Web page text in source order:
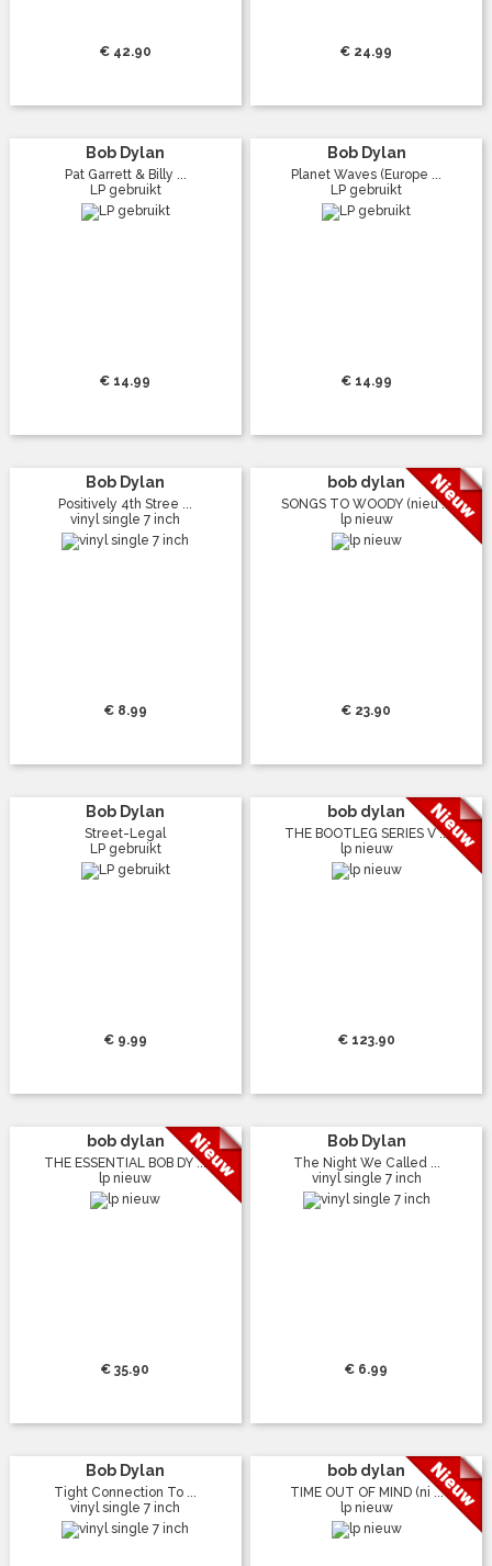
€ 42.90 € 24.99
Bob Dylan
Pat Garrett & Billy ...
LP gebruikt
€ 14.99
Bob Dylan
Planet Waves (Europe ...
LP gebruikt
€ 14.99
Bob Dylan
Positively 4th Stree ...
vinyl single 7 inch
€ 8.99
bob dylan
SONGS TO WOODY (nieu ...
lp nieuw
€ 23.90
Bob Dylan
Street-Legal
LP gebruikt
€ 9.99
bob dylan
THE BOOTLEG SERIES V ...
lp nieuw
€ 123.90
bob dylan
THE ESSENTIAL BOB DY ...
lp nieuw
€ 35.90
Bob Dylan
The Night We Called ...
vinyl single 7 inch
€ 6.99
Bob Dylan
Tight Connection To ...
vinyl single 7 inch
bob dylan
TIME OUT OF MIND (ni ...
lp nieuw